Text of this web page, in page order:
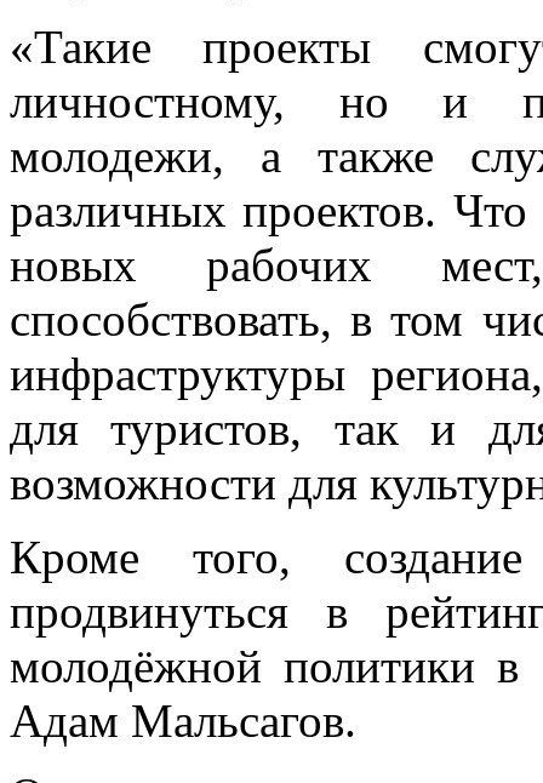
«Такие проекты
личностному, но и
молодежи, а также
различных проектов.
новых рабочих
способствовать, в том
инфраструктуры
для туристов, так и
возможности для
Кроме того,
продвинуться в
молодёжной политики в
Адам Мальсагов.